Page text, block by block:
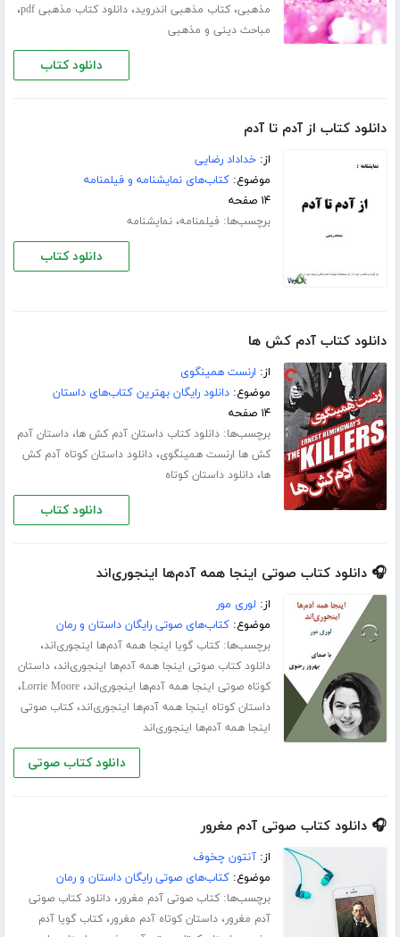
مذهبی،کتاب مذهبی اندروید،دانلود کتاب مذهبی pdf ،
مباحث دینی و مذهبی
دانلود کتاب
دانلود کتاب از آدم تا آدم
از:خداداد رضایی
موضوع:کتاب‌های نمایشنامه و فیلمنامه
۱۴ صفحه
برچسب‌ها: فیلمنامه،نمایشنامه
دانلود کتاب
دانلود کتاب آدم کش ها
از: ارنست همینگوی
موضوع:دانلود رایگان بهترین کتاب‌های داستان
۱۴ صفحه
برچسب‌ها:دانلود کتاب داستان آدم کش ها،داستان آدم
کش ها ارنست همینگوی،دانلود داستان کوتاه آدم کش
ها،دانلود داستان کوتاه
دانلود کتاب
🎧 دانلود کتاب صوتی اینجا همه آدم‌ها اینجوری‌اند
از: لوری مور
موضوع:کتاب‌های صوتی رایگان داستان و رمان
برچسب‌ها:کتاب گویا اینجا همه آدم‌ها اینجوری‌اند،
دانلود کتاب صوتی اینجا همه آدم‌ها اینجوری‌اند،داستان
کوتاه صوتی اینجا همه آدم‌ها اینجوری‌اند،Lorrie Moore،
داستان کوتاه اینجا همه آدم‌ها اینجوری‌اند،کتاب صوتی
اینجا همه آدم‌ها اینجوری‌اند
دانلود کتاب صوتی
🎧 دانلود کتاب صوتی آدم مغرور
از:آنتون چخوف
موضوع:کتاب‌های صوتی رایگان داستان و رمان
برچسب‌ها:کتاب صوتی آدم مغرور،دانلود کتاب صوتی
آدم مغرور،داستان کوتاه آدم مغرور،کتاب گویا آدم